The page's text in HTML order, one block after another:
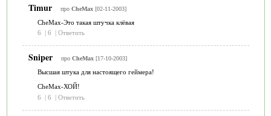
Timur про CheMax [02-11-2003]
CheMax-Это такая штучка клёвая
6
| 6 | Ответить
Sniper про CheMax [17-10-2003]
Высшая штука для настоящего геймера!
CheMax-ХОЙ!
6
| 6 | Ответить